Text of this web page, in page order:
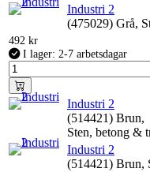
Industri 2
(475029) Grå,
492 kr
I lager: 2-7 arbetsdagar
Industri 2
(514421) Brun,
Sten, betong &
Industri 2
(514421) Brun,